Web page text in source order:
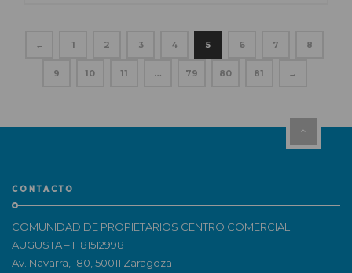
← 1 2 3 4 5 6 7 8
9 10 11 … 79 80 81 →
CONTACTO
COMUNIDAD DE PROPIETARIOS CENTRO COMERCIAL
AUGUSTA – H81512998
Av. Navarra, 180, 50011 Zaragoza